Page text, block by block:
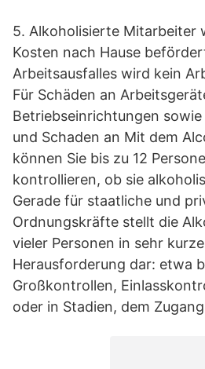
5. Alkoholisierte Mitarbeiter
Kosten nach Hause
Arbeitsausfalles wird kein
Für Schäden an
Betriebseinrichtungen
und Schaden an Mit dem
können Sie bis zu 12
kontrollieren, ob sie
Gerade für staatliche und
Ordnungskräfte stellt die
vieler Personen in sehr
Herausforderung dar: etwa
Großkontrollen,
oder in Stadien, dem